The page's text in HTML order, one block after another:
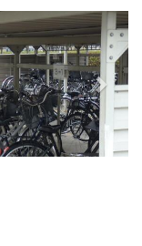
n
e
x
t